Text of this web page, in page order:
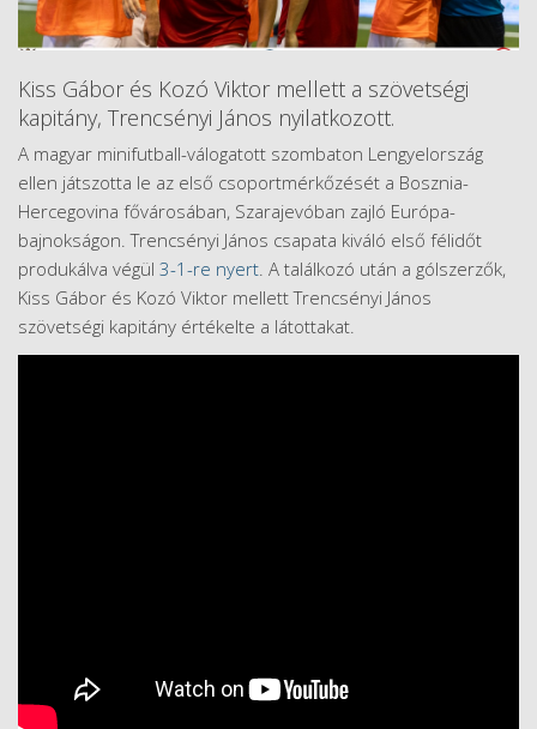
Kiss Gábor és Kozó Viktor mellett a szövetségi
kapitány, Trencsényi János nyilatkozott.
A magyar minifutball-válogatott szombaton Lengyelország
ellen játszotta le az első csoportmérkőzését a Bosznia-
Hercegovina fővárosában, Szarajevóban zajló Európa-
bajnokságon. Trencsényi János csapata kiváló első félidőt
produkálva végül 3-1-re nyert. A találkozó után a gólszerzők,
Kiss Gábor és Kozó Viktor mellett Trencsényi János
szövetségi kapitány értékelte a látottakat.